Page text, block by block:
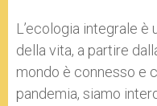
L’ecologia integrale è
della vita, a partire
mondo è connesso e
pandemia, siamo